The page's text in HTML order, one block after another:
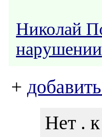
Николай
нарушении
+
Нет .